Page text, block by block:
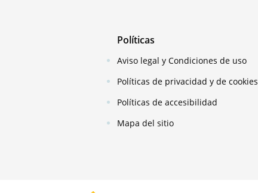
Políticas
Aviso legal y Condiciones de uso
Políticas de privacidad y de cookies
Políticas de accesibilidad
Mapa del sitio